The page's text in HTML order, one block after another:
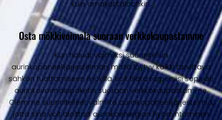
kuin omakotitaloonkin.
Osta mökkivoimala suoraan verkkokaupastamme
Kun haluat valmiiksi suunnitellun
aurinkopaneelijärjestelmän, mistä löytyy kaikki tarvittava
sähkön tuottamiseen mökillä, voit tilata tarpeisiisi sopivan
aurinkovoimalapaketin suoraan verkkokaupastamme.
Olemme suunnitelleet valmiita aurinkopaneelijärjestelmiä,
jotta sinä voit aloittaa aurinkoenergian hyödyntäminen